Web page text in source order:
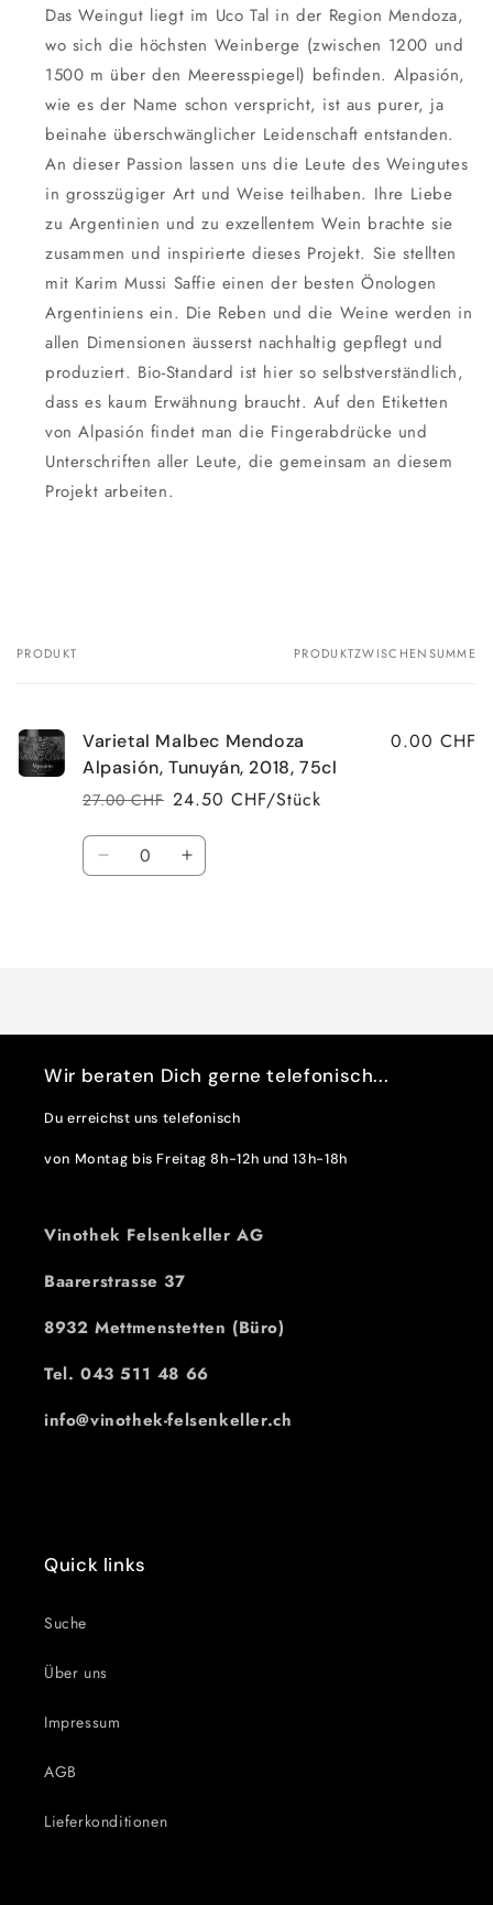
Das Weingut liegt im Uco Tal in der Region Mendoza,
wo sich die höchsten Weinberge (zwischen 1200 und
1500 m über den Meeresspiegel) befinden. Alpasión,
wie es der Name schon verspricht, ist aus purer, ja
beinahe überschwänglicher Leidenschaft entstanden.
An dieser Passion lassen uns die Leute des Weingutes
in grosszügiger Art und Weise teilhaben. Ihre Liebe
zu Argentinien und zu exzellentem Wein brachte sie
zusammen und inspirierte dieses Projekt. Sie stellten
mit Karim Mussi Saffie einen der besten Önologen
Argentiniens ein. Die Reben und die Weine werden in
allen Dimensionen äusserst nachhaltig gepflegt und
produziert. Bio-Standard ist hier so selbstverständlich,
dass es kaum Erwähnung braucht. Auf den Etiketten
von Alpasión findet man die Fingerabdrücke und
Unterschriften aller Leute, die gemeinsam an diesem
Projekt arbeiten.
Dein
PRODUKT PRODUKTZWISCHENSUMME
Varietal Malbec Mendoza
Alpasión, Tunuyán, 2018, 75cl
Normaler
Preis
27.00 CHF
Verkaufspreis24.50 CHF/Stück
0.00 CHF
Anzahl
VerringereErhöhe
Wir beraten Dich gerne telefonisch...
Du erreichst uns telefonisch
von Montag bis Freitag 8h-12h und 13h-18h
Vinothek Felsenkeller AG
Baarerstrasse 37
8932 Mettmenstetten (Büro)
Tel. 043 511 48 66
info@vinothek-felsenkeller.ch
Quick links
Suche
Über uns
Impressum
AGB
Lieferkonditionen